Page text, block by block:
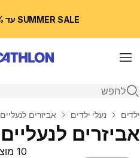
SUMMER SALE עד 50% הנחה 🛍️
Menu
פתיחת חיפוש
בית
ילדים נעלי ילדים אביזרים לנעליים
אביזרים לנעליים
10 מוצרים